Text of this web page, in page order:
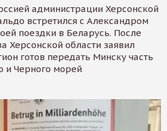
администрации Херсонской
встретился с Александром
поездки в Беларусь. После
Херсонской области заявил
готов передать Минску часть
и Черного морей